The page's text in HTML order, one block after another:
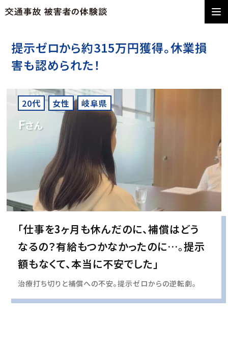
提示ゼロから約315万円獲得。休業損
害も認められた！
20代 女性 岐阜県
Fさん
「仕事を3ヶ月も休んだのに、補償はどう
なるの？有給もつかなかったのに…。提示
額もなくて、本当に不安でした」
治療打ち切りと補償への不安。提示ゼロからの逆転劇。